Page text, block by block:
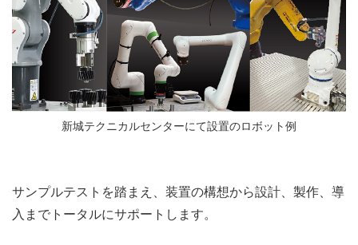
新城テクニカルセンターにて設置のロボット例
サンプルテストを踏まえ、装置の構想から設計、製作、導
入までトータルにサポートします。